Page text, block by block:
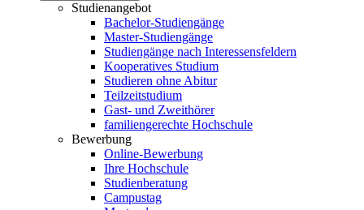
Studienangebot
Bachelor-Studiengänge
Master-Studiengänge
Studiengänge nach Interessensfeldern
Kooperatives Studium
Studieren ohne Abitur
Teilzeitstudium
Gast- und Zweithörer
familiengerechte Hochschule
Bewerbung
Online-Bewerbung
Ihre Hochschule
Studienberatung
Campustag